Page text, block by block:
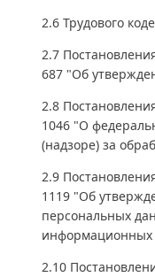
2.6 Трудового
2.7
687 "Об
2.8
1046 "О
(надзоре) за
2.9
1119 "Об
персональных
информационных
2.10